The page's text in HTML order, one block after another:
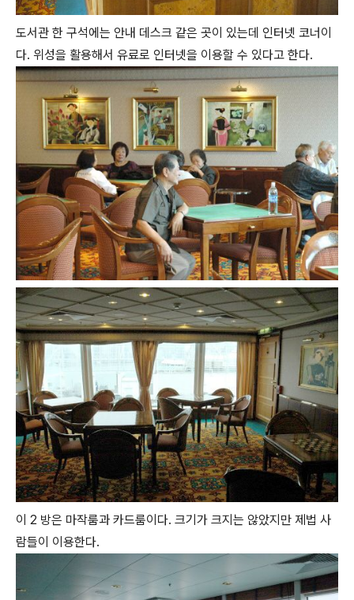
도서관 한 구석에는 안내 데스크 같은 곳이 있는데 인터넷 코너이
다. 위성을 활용해서 유료로 인터넷을 이용할 수 있다고 한다.
이 2 방은 마작룸과 카드룸이다. 크기가 크지는 않았지만 제법 사
람들이 이용한다.